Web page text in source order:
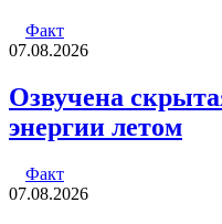
Факт
07.08.2026
Озвучена
энергии летом
Факт
07.08.2026